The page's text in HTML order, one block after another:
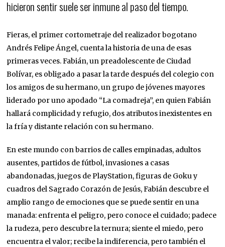
hicieron sentir suele ser inmune al paso del tiempo.
Fieras, el primer cortometraje del realizador bogotano
Andrés Felipe Ángel, cuenta la historia de una de esas
primeras veces. Fabián, un preadolescente de Ciudad
Bolívar, es obligado a pasar la tarde después del colegio con
los amigos de su hermano, un grupo de jóvenes mayores
liderado por uno apodado “La comadreja”, en quien Fabián
hallará complicidad y refugio, dos atributos inexistentes en
la fría y distante relación con su hermano.
En este mundo con barrios de calles empinadas, adultos
ausentes, partidos de fútbol, invasiones a casas
abandonadas, juegos de PlayStation, figuras de Goku y
cuadros del Sagrado Corazón de Jesús, Fabián descubre el
amplio rango de emociones que se puede sentir en una
manada: enfrenta el peligro, pero conoce el cuidado; padece
la rudeza, pero descubre la ternura; siente el miedo, pero
encuentra el valor; recibe la indiferencia, pero también el